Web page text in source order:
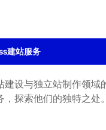
建站服务
设与独立站制作领域
探索他们的独特之处。